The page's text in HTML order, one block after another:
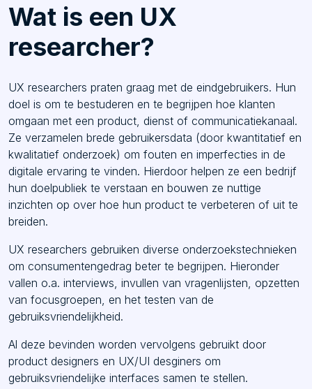
Wat is een UX
researcher?
UX researchers praten graag met de eindgebruikers. Hun
doel is om te bestuderen en te begrijpen hoe klanten
omgaan met een product, dienst of communicatiekanaal.
Ze verzamelen brede gebruikersdata (door kwantitatief en
kwalitatief onderzoek) om fouten en imperfecties in de
digitale ervaring te vinden. Hierdoor helpen ze een bedrijf
hun doelpubliek te verstaan en bouwen ze nuttige
inzichten op over hoe hun product te verbeteren of uit te
breiden.
UX researchers gebruiken diverse onderzoekstechnieken
om consumentengedrag beter te begrijpen. Hieronder
vallen o.a. interviews, invullen van vragenlijsten, opzetten
van focusgroepen, en het testen van de
gebruiksvriendelijkheid.
Al deze bevinden worden vervolgens gebruikt door
product designers en UX/UI desginers om
gebruiksvriendelijke interfaces samen te stellen.